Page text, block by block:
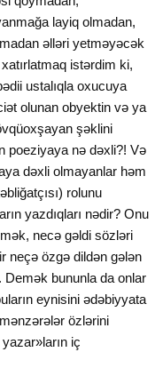
layiq olmadan,
əlləri yetməyəcək
istərdim ki,
ustalıqla oxucuya
olunan obyektin və ya
şəklini
poeziyaya nə dəxli?! Və
dəxli olmayanlar həm
rolunu
yazdıqları nədir? Onu
necə gəldi sözləri
neçə özgə dildən gələn
bununla da onlar
eynisini ədəbiyyata
özlərini
iç